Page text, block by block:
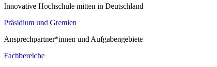
Innovative Hochschule mitten in Deutschland
Präsidium und Gremien
Ansprechpartner*innen und Aufgabengebiete
Fachbereiche